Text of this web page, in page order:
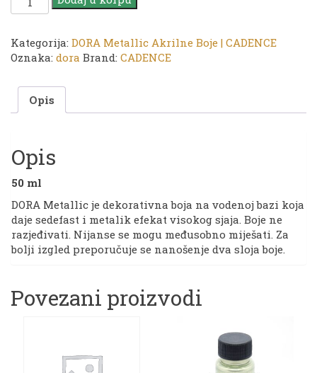
Akrilik
|
172
50ml
količina
Kategorija: DORA Metallic Akrilne Boje | CADENCE
Oznaka: dora Brand: CADENCE
Opis
Opis
50 ml
DORA Metallic je dekorativna boja na vodenoj bazi koja
daje sedefast i metalik efekat visokog sjaja. Boje ne
razjeđivati. Nijanse se mogu međusobno miješati. Za
bolji izgled preporučuje se nanošenje dva sloja boje.
Povezani proizvodi